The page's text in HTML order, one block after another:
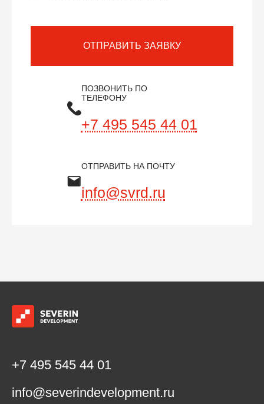
ОТПРАВИТЬ ЗАЯВКУ
ПОЗВОНИТЬ ПО
ТЕЛЕФОНУ
+7 495 545 44 01
ОТПРАВИТЬ НА ПОЧТУ
info@svrd.ru
+7 495 545 44 01
info@severindevelopment.ru